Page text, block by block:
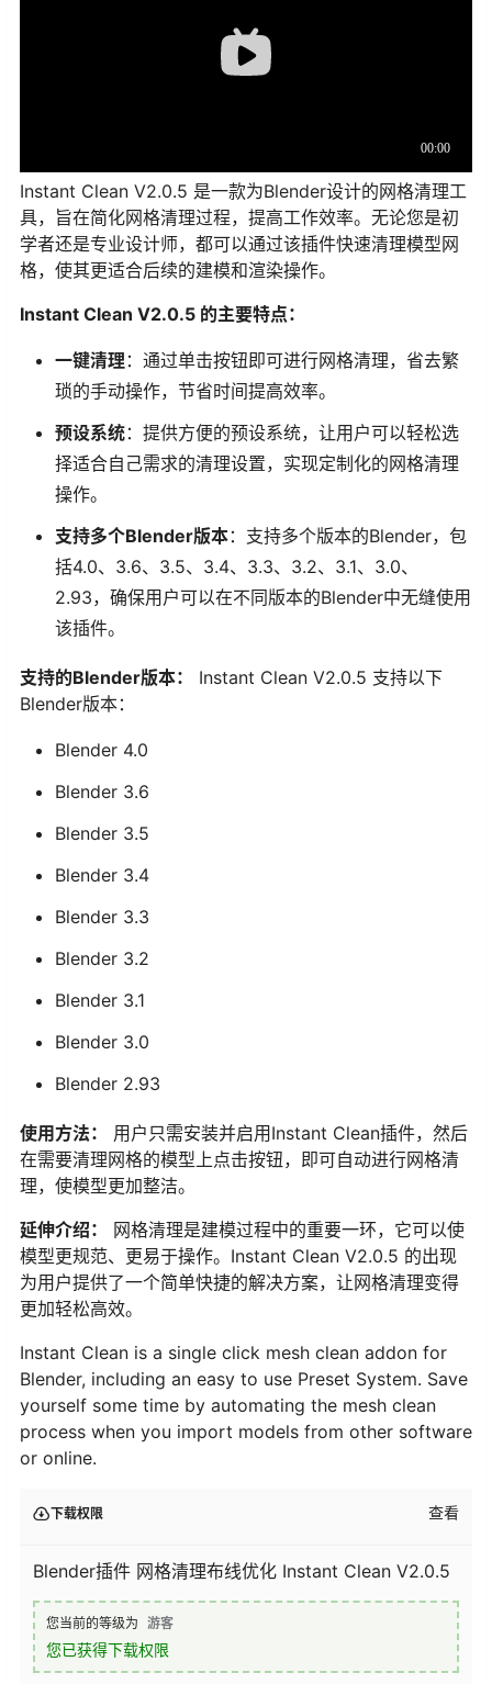
Instant Clean V2.0.5 是一款为Blender设计的网格清理工
具，旨在简化网格清理过程，提高工作效率。无论您是初
学者还是专业设计师，都可以通过该插件快速清理模型网
格，使其更适合后续的建模和渲染操作。
Instant Clean V2.0.5 的主要特点：
一键清理 ：通过单击按钮即可进行网格清理，省去繁
琐的手动操作，节省时间提高效率。
预设系统：提供方便的预设系统，让用户可以轻松选
择适合自己需求的清理设置，实现定制化的网格清理
操作。
支持多个Blender版本：支持多个版本的Blender，包
括4.0、3.6、3.5、3.4、3.3、3.2、3.1、3.0、
2.93，确保用户可以在不同版本的Blender中无缝使用
该插件。
支持的Blender版本：
Instant Clean V2.0.5 支持以下
Blender版本：
Blender 4.0
Blender 3.6
Blender 3.5
Blender 3.4
Blender 3.3
Blender 3.2
Blender 3.1
Blender 3.0
Blender 2.93
使用方法：
用户只需安装并启用Instant Clean插件，然后
在需要清理网格的模型上点击按钮，即可自动进行网格清
理，使模型更加整洁。
延伸介绍：
网格清理是建模过程中的重要一环，它可以使
模型更规范、更易于操作。Instant Clean V2.0.5 的出现
为用户提供了一个简单快捷的解决方案，让网格清理变得
更加轻松高效。
Instant Clean is a single click mesh clean addon for
Blender, including an easy to use Preset System. Save
yourself some time by automating the mesh clean
process when you import models from other software
or online.
下载权限 查看
Blender插件 网格清理布线优化 Instant Clean V2.0.5
您当前的等级为 游客
您已获得下载权限